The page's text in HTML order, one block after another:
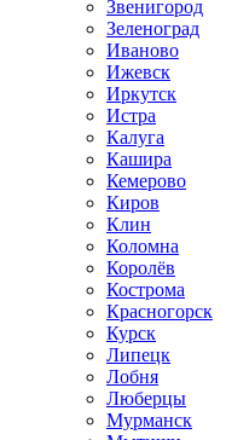
Звенигород
Зеленоград
Иваново
Ижевск
Иркутск
Истра
Калуга
Кашира
Кемерово
Киров
Клин
Коломна
Королёв
Кострома
Красногорск
Курск
Липецк
Лобня
Люберцы
Мурманск